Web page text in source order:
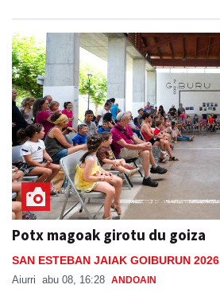
Potx magoak girotu du goiza
SAN ESTEBAN JAIAK GOIBURUN 2026
Aiurri abu 08, 16:28 ANDOAIN